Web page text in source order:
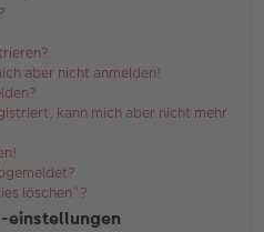
aber nicht anmelden!
kann mich aber nicht mehr
löschen“?
einstellungen